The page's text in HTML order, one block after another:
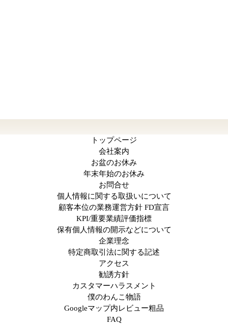
トップページ
会社案内
お盆のお休み
年末年始のお休み
お問合せ
個人情報に関する取扱いについて
顧客本位の業務運営方針 FD宣言
KPI/重要業績評価指標
保有個人情報の開示などについて
企業理念
特定商取引法に関する記述
アクセス
勧誘方針
カスタマーハラスメント
僕のわんこ物語
Googleマップ内レビュー粗品
FAQ